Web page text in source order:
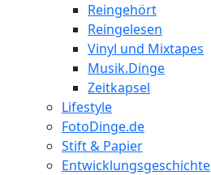
Reingehört
Reingelesen
Vinyl und Mixtapes
Musik.Dinge
Zeitkapsel
Lifestyle
FotoDinge.de
Stift & Papier
Entwicklungsgeschichte